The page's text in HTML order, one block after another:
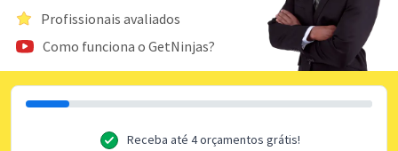
Profissionais avaliados
Como funciona o GetNinjas?
Receba até 4 orçamentos grátis!